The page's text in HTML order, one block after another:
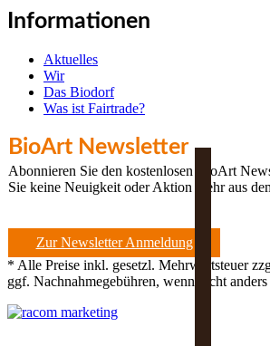
Informationen
Aktuelles
Wir
Das Biodorf
Was ist Fairtrade?
BioArt Newsletter
Abonnieren Sie den kostenlosen BioArt
Sie keine Neuigkeit oder Aktion mehr aus
Zur Newsletter Anmeldung
* Alle Preise inkl. gesetzl. Mehrwertsteuer
ggf. Nachnahmegebühren, wenn nicht anders